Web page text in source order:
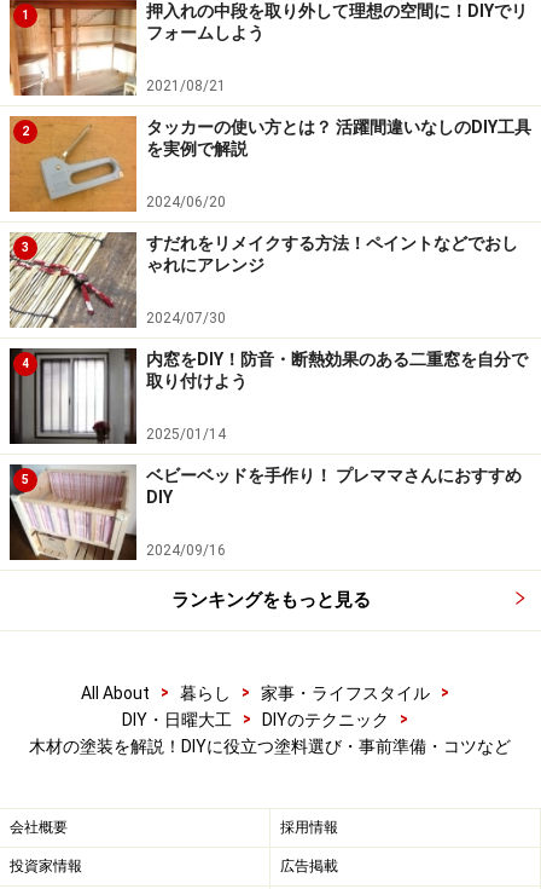
塗料の中には、着色ニスなどニスに色が付いている塗料
もあります。初めて着色塗装をする方は、「ステイン＋
ニス」の組み合わせの方が刷毛ムラが目立たないので塗
りやすいでしょう。
刷毛ムラを気にせず塗ることが出来ます
その他に余分な塗料を拭きとって仕上げるオイル系の塗
料（ワトコオイルやオスモカラー）や布で塗れるジェル
カラーニスも初心者にはおすすめです。ただし油性塗料
なので乾燥時間がかかり、臭いもするのでしっかり換気
をして塗装しましょう。木部を活かした仕上がりになり
ます。また木製家具の塗装には、水性ウレタンニスがお
すすめです。塗布後の塗膜が硬く、耐久性に優れている
ため、ダイニングテーブルなどの実用家具に使用できま
す。
なお、塗料は塗る木の材質によって見本の色とイメージ
いところで試し塗りをしてください。
塗装前の準備
まず下地を均一に整えます。サンドペーパーなどで表面
1
押入れの中段を取り外して理想の空間に！DIYでリ
フォームしよう
2021/08/21
2
タッカーの使い方とは？ 活躍間違いなしのDIY工具
を実例で解説
2024/06/20
3
すだれをリメイクする方法！ペイントなどでおし
ゃれにアレンジ
2024/07/30
4
内窓をDIY！防音・断熱効果のある二重窓を自分で
取り付けよう
2025/01/14
5
ベビーベッドを手作り！ プレママさんにおすすめ
DIY
2024/09/16
ランキングをもっと見る
All About > 暮らし > 家事・ライフスタイル
>
DIY・日曜大工
> DIYのテクニック
>
木材の塗装を解説！DIYに役立つ塗料選び・事前準備・コツなど
会社概要 採用情報
投資家情報 広告掲載